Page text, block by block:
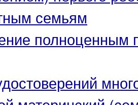
семьям
полноценным